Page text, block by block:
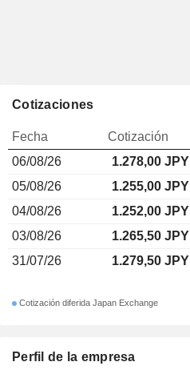
Perfil de la empresa
Cotizaciones
Fecha Cotización
06/08/26
1.278,00 JPY
05/08/26
1.255,00 JPY
04/08/26
1.252,00 JPY
03/08/26
1.265,50 JPY
31/07/26
1.279,50 JPY
Cotización diferida Japan Exchange